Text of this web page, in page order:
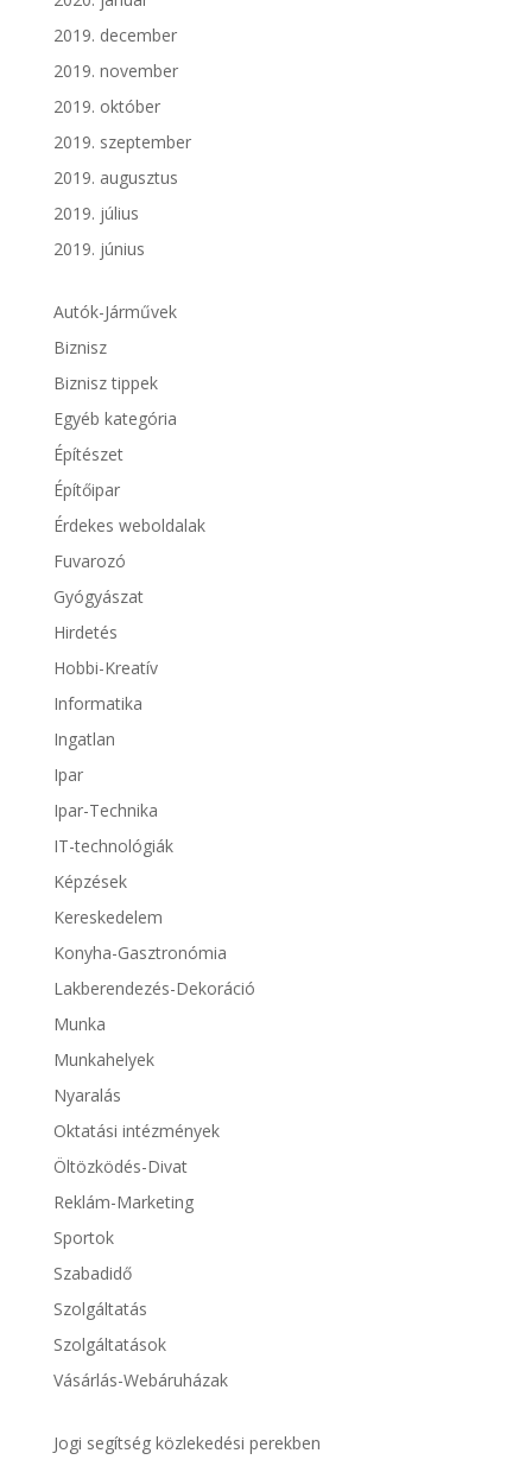
2019. december
2019. november
2019. október
2019. szeptember
2019. augusztus
2019. július
2019. június
Autók-Járművek
Biznisz
Biznisz tippek
Egyéb kategória
Építészet
Építőipar
Érdekes weboldalak
Fuvarozó
Gyógyászat
Hirdetés
Hobbi-Kreatív
Informatika
Ingatlan
Ipar
Ipar-Technika
IT-technológiák
Képzések
Kereskedelem
Konyha-Gasztronómia
Lakberendezés-Dekoráció
Munka
Munkahelyek
Nyaralás
Oktatási intézmények
Öltözködés-Divat
Reklám-Marketing
Sportok
Szabadidő
Szolgáltatás
Szolgáltatások
Vásárlás-Webáruházak
Jogi segítség közlekedési perekben